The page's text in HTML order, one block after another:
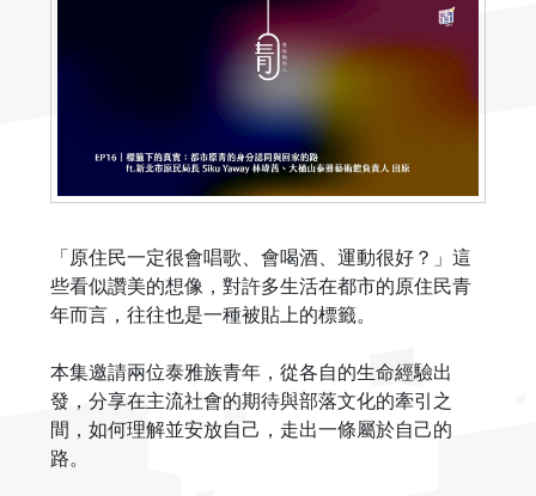
「原住民一定很會唱歌、會喝酒、運動很好？」這
些看似讚美的想像，對許多生活在都市的原住民青
年而言，往往也是一種被貼上的標籤。
本集邀請兩位泰雅族青年，從各自的生命經驗出
發，分享在主流社會的期待與部落文化的牽引之
間，如何理解並安放自己，走出一條屬於自己的
路。